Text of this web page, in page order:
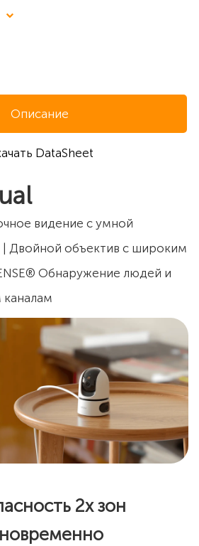
Описание
DataSheet
видение с умной
Двойной объектив с широким
Обнаружение людей и
2х зон